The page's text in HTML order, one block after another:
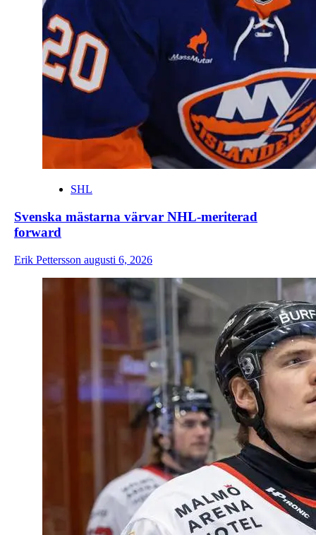
SHL
Svenska mästarna värvar NHL-meriterad
forward
Erik Pettersson augusti 6, 2026